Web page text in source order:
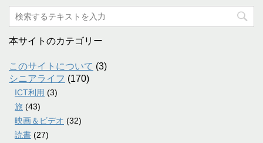
本サイトのカテゴリー
このサイトについて (3)
シニアライフ (170)
ICT利用 (3)
旅 (43)
映画＆ビデオ (32)
読書 (27)